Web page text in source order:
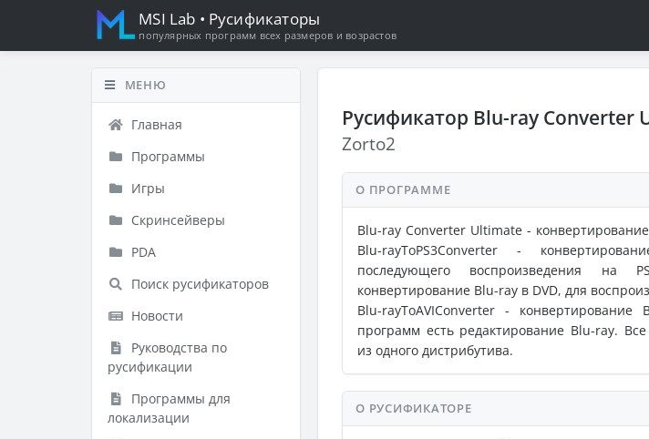
MSI Lab • Русификаторы
популярных программ всех размеров и возрастов
МЕНЮ
Главная
Программы
Игры
Скринсейверы
PDA
Поиск русификаторов
Новости
Руководства по
русификации
Программы для
локализации
Русификатор Blu-ray Converter
Zorto2
О ПРОГРАММЕ
Blu-ray Converter Ultimate -
Blu-rayToPS3Converter -
последующего воспроизведения на
конвертирование Blu-ray в DVD, для
Blu-rayToAVIConverter -
программ есть редактирование Blu-ray.
из одного дистрибутива.
О РУСИФИКАТОРЕ